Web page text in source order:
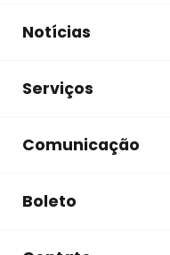
Notícias
Serviços
Comunicação
Boleto